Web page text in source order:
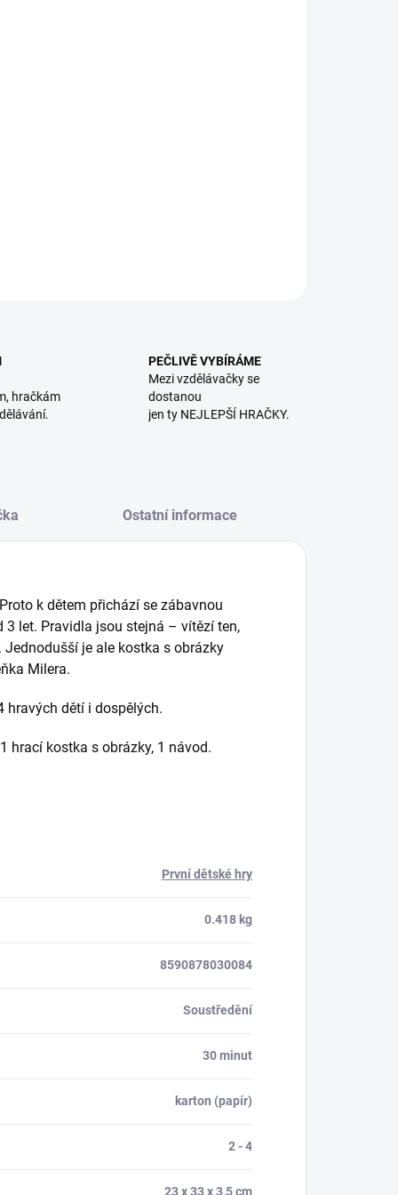
Posouvání po plánu se řídí obrázkovou kostkou. || Od
hračkám
PEČLIVĚ VYBÍRÁME
Mezi vzdělávačky se
dostanou
jen ty NEJLEPŠÍ HRAČKY.
Ostatní informace
k dětem přichází se zábavnou
let. Pravidla jsou stejná – vítězí ten,
je ale kostka s obrázky
Milera.
hravých dětí i dospělých.
hrací kostka s obrázky, 1 návod.
První dětské hry
0.418 kg
8590878030084
Soustředění
30 minut
karton (papír)
2 - 4
23 x 33 x 3,5 cm